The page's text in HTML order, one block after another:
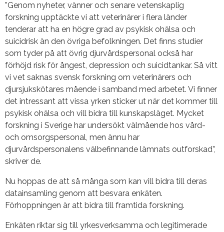
”Genom nyheter, vänner och senare vetenskaplig
forskning upptäckte vi att veterinärer i flera länder
tenderar att ha en högre grad av psykisk ohälsa och
suicidrisk än den övriga befolkningen. Det finns studier
som tyder på att övrig djurvårdspersonal också har
förhöjd risk för ångest, depression och suicidtankar. Så vitt
vi vet saknas svensk forskning om veterinärers och
djursjukskötares mående i samband med arbetet. Vi finner
det intressant att vissa yrken sticker ut när det kommer till
psykisk ohälsa och vill bidra till kunskapsläget. Mycket
forskning i Sverige har undersökt välmående hos vård-
och omsorgspersonal, men ännu har
djurvårdspersonalens välbefinnande lämnats outforskad”,
skriver de.
Nu hoppas de att så många som kan vill bidra till deras
datainsamling genom att besvara enkäten.
Förhoppningen är att bidra till framtida forskning.
Enkäten riktar sig till yrkesverksamma och legitimerade